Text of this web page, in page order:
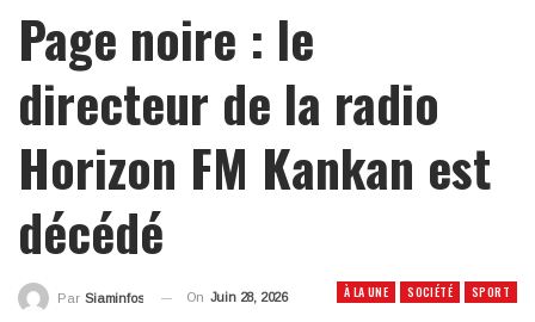
Page noire : le
directeur de la radio
Horizon FM Kankan est
décédé
À LA UNE SOCIÉTÉ SPORT
Par Siaminfos On Juin 28, 2026